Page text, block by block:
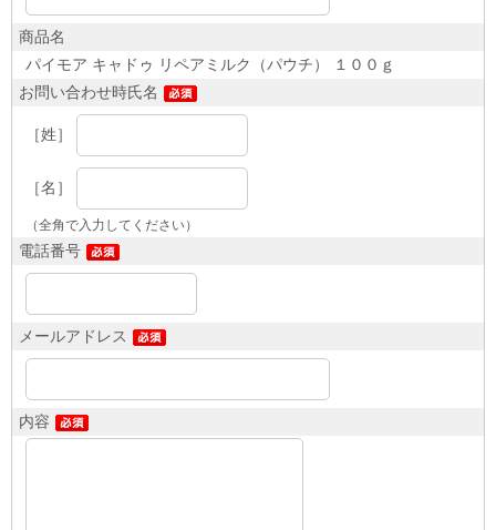
商品名
パイモア キャドゥ リペアミルク（パウチ） １００ｇ
お問い合わせ時氏名
［姓］
［名］
（全角で入力してください）
電話番号
メールアドレス
内容